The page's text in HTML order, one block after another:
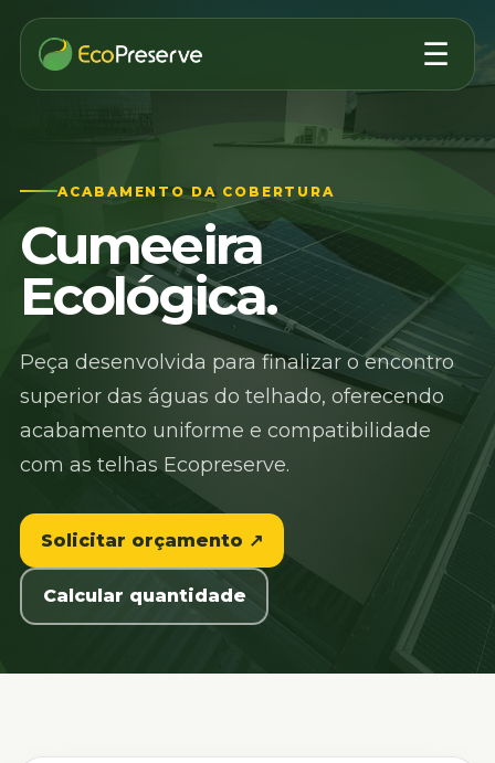
☰
ACABAMENTO DA COBERTURA
Cumeeira
Ecológica.
Peça desenvolvida para finalizar o encontro
superior das águas do telhado, oferecendo
acabamento uniforme e compatibilidade
com as telhas Ecopreserve.
Solicitar orçamento ↗
Calcular quantidade